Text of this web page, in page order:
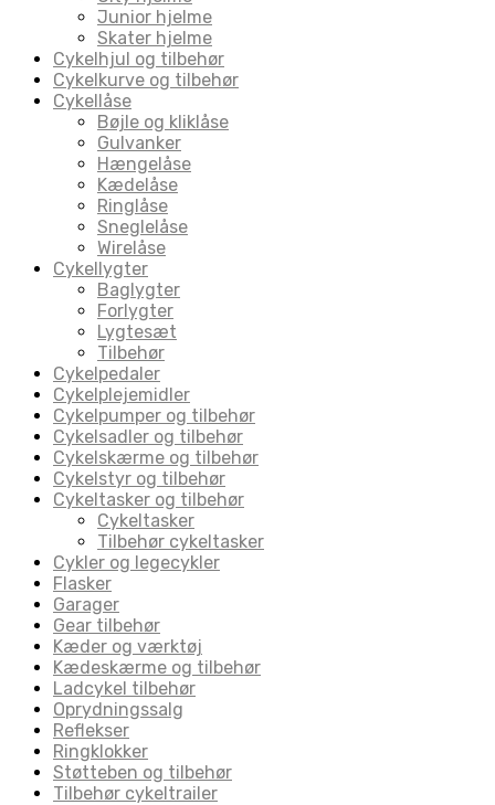
Junior hjelme
Skater hjelme
Cykelhjul og tilbehør
Cykelkurve og tilbehør
Cykellåse
Bøjle og kliklåse
Gulvanker
Hængelåse
Kædelåse
Ringlåse
Sneglelåse
Wirelåse
Cykellygter
Baglygter
Forlygter
Lygtesæt
Tilbehør
Cykelpedaler
Cykelplejemidler
Cykelpumper og tilbehør
Cykelsadler og tilbehør
Cykelskærme og tilbehør
Cykelstyr og tilbehør
Cykeltasker og tilbehør
Cykeltasker
Tilbehør cykeltasker
Cykler og legecykler
Flasker
Garager
Gear tilbehør
Kæder og værktøj
Kædeskærme og tilbehør
Ladcykel tilbehør
Oprydningssalg
Reflekser
Ringklokker
Støtteben og tilbehør
Tilbehør cykeltrailer